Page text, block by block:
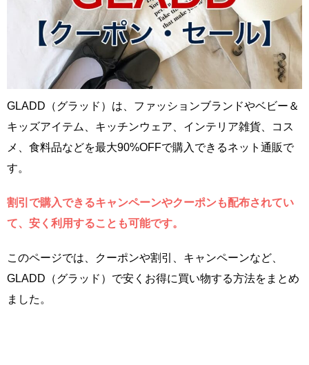
GLADD（グラッド）は、ファッションブランドやベビー＆
キッズアイテム、キッチンウェア、インテリア雑貨、コス
メ、食料品などを最大90%OFFで購入できるネット通販で
す。
割引で購入できるキャンペーンやクーポンも配布されてい
て、安く利用することも可能です。
このページでは、クーポンや割引、キャンペーンなど、
GLADD（グラッド）で安くお得に買い物する方法をまとめ
ました。